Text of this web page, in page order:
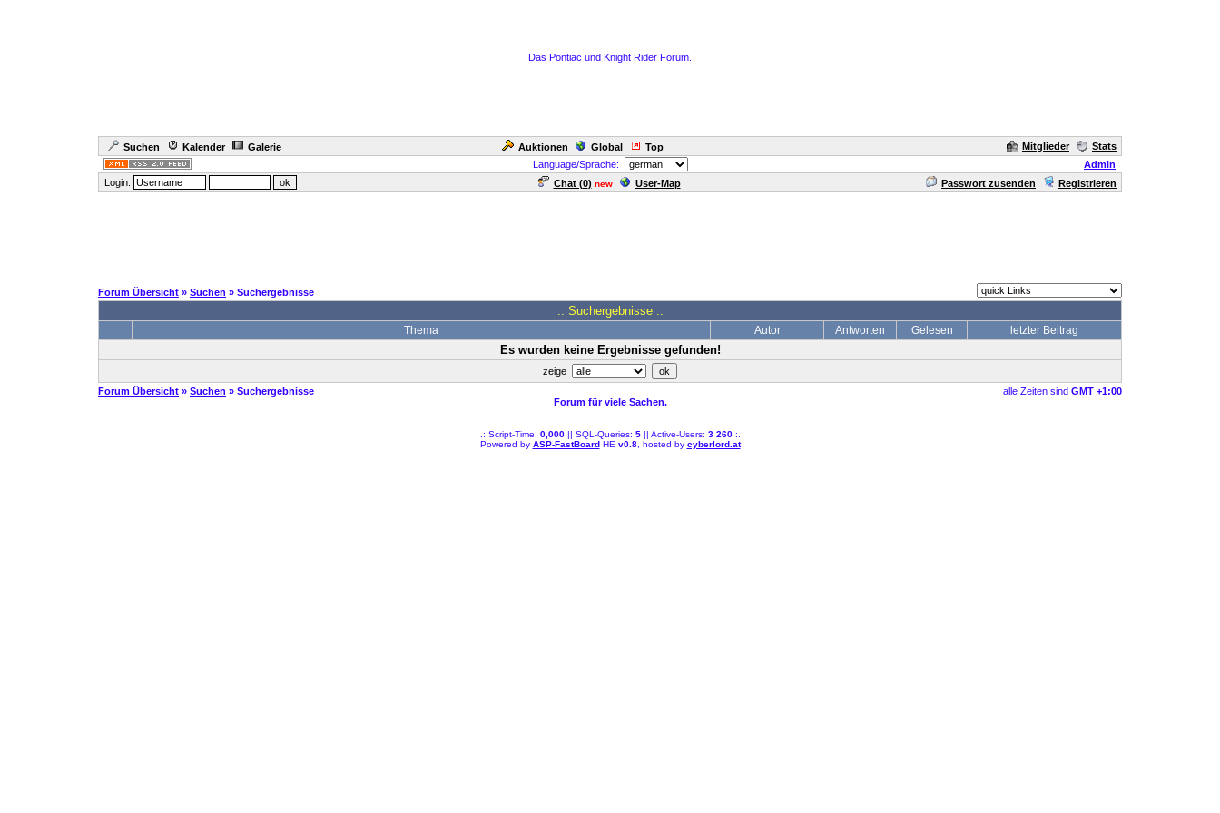
Das Pontiac und Knight Rider Forum.
Suchen Kalender Galerie Auktionen Global Top Mitglieder
Stats
Language/Sprache:
Admin
Login:
Chat (0) new User-Map Passwort zusenden Registrieren
Forum Übersicht » Suchen » Suchergebnisse
.: Suchergebnisse :.
Thema Autor Antworten Gelesen letzter Beitrag
Es wurden keine Ergebnisse gefunden!
zeige
Forum Übersicht » Suchen » Suchergebnisse alle Zeiten sind GMT +1:00
Forum für viele Sachen.
.: Script-Time: 0,000|| SQL-Queries: 5|| Active-Users: 3 260:.
Powered by ASP-FastBoardHE v0.8, hosted by cyberlord.at